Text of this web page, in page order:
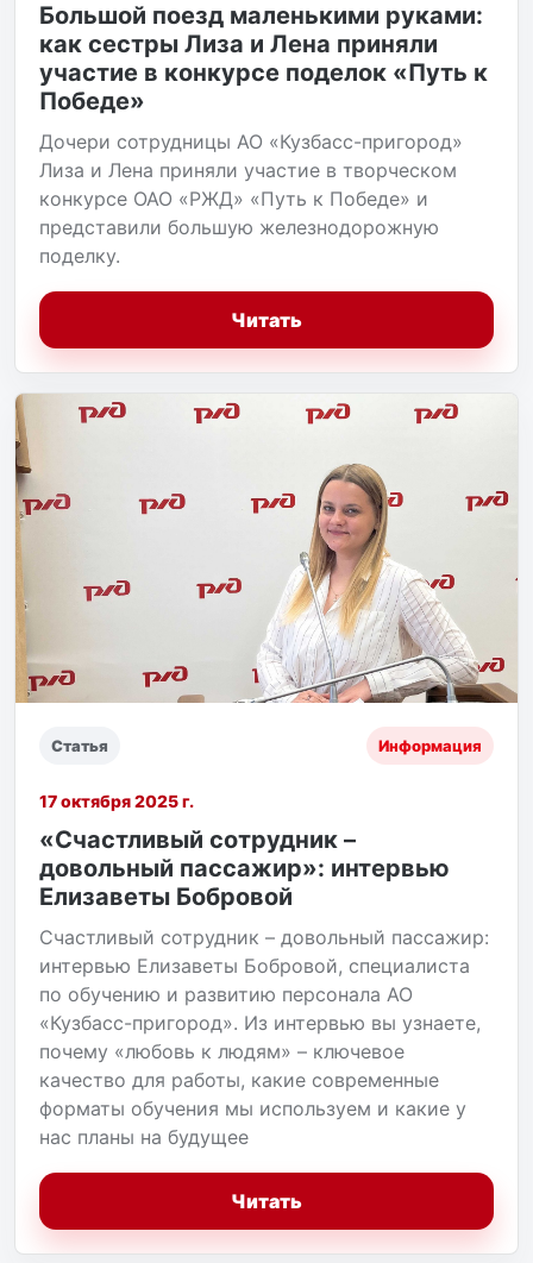
Большой поезд маленькими руками:
как сестры Лиза и Лена приняли
участие в конкурсе поделок «Путь к
Победе»
Дочери сотрудницы АО «Кузбасс-пригород»
Лиза и Лена приняли участие в творческом
конкурсе ОАО «РЖД» «Путь к Победе» и
представили большую железнодорожную
поделку.
Читать
Статья Информация
17 октября 2025 г.
«Счастливый сотрудник –
довольный пассажир»: интервью
Елизаветы Бобровой
Счастливый сотрудник – довольный пассажир:
интервью Елизаветы Бобровой, специалиста
по обучению и развитию персонала АО
«Кузбасс-пригород». Из интервью вы узнаете,
почему «любовь к людям» – ключевое
качество для работы, какие современные
форматы обучения мы используем и какие у
нас планы на будущее
Читать